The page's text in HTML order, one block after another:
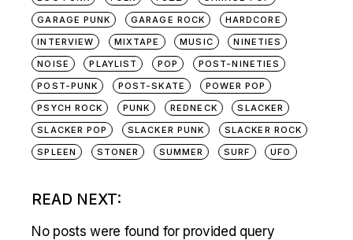
GARAGE PUNK
GARAGE ROCK
HARDCORE
INTERVIEW
MIXTAPE MUSIC
NINETIES
NOISE
PLAYLIST POP
POST-NINETIES
POST-PUNK
POST-SKATE
POWER POP
PSYCH ROCK
PUNK REDNECK
SLACKER
SLACKER POP
SLACKER PUNK
SLACKER ROCK
SPLEEN
STONER SUMMER SURF UFO
READ NEXT:
No posts were found for provided query